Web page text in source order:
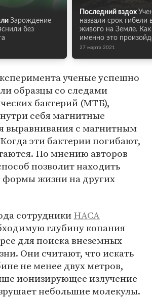
Зарождение
без
Последний вздох
назвали срок гибели
живого на Земле. Как
именно это
27 марта 2021
ученые успешно
образцы со следами
бактерий (МТБ),
себя магнитные
выравнивания с магнитным
эти бактерии погибают,
По мнению авторов
позволит находить
жизни на других
сотрудникиНАСА
глубину копания
для поиска внеземных
Они считают, что искать
не менее двух метров,
ионизирующее излучение
небольшие молекулы.